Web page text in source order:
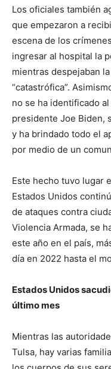
Los oficiales también
que empezaron a
escena de los
ingresar al hospital la
mientras despejaban
“catastrófica”.
no se ha identificado
presidente Joe Biden,
y ha brindado todo el
por medio de un
Este hecho tuvo lugar
Estados Unidos
de ataques contra
Violencia Armada, se
este año en el país,
día en 2022 hasta el
Estados Unidos
último mes
Mientras las
Tulsa, hay varias